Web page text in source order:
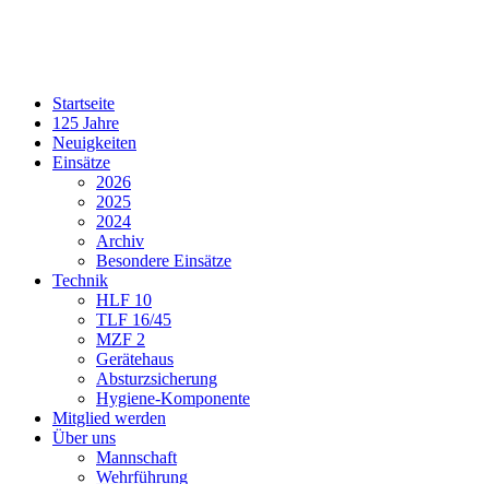
Startseite
125 Jahre
Neuigkeiten
Einsätze
2026
2025
2024
Archiv
Besondere Einsätze
Technik
HLF 10
TLF 16/45
MZF 2
Gerätehaus
Absturzsicherung
Hygiene-Komponente
Mitglied werden
Über uns
Mannschaft
Wehrführung